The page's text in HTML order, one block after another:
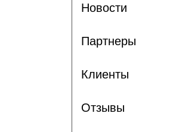
Новости
Партнеры
Клиенты
Отзывы